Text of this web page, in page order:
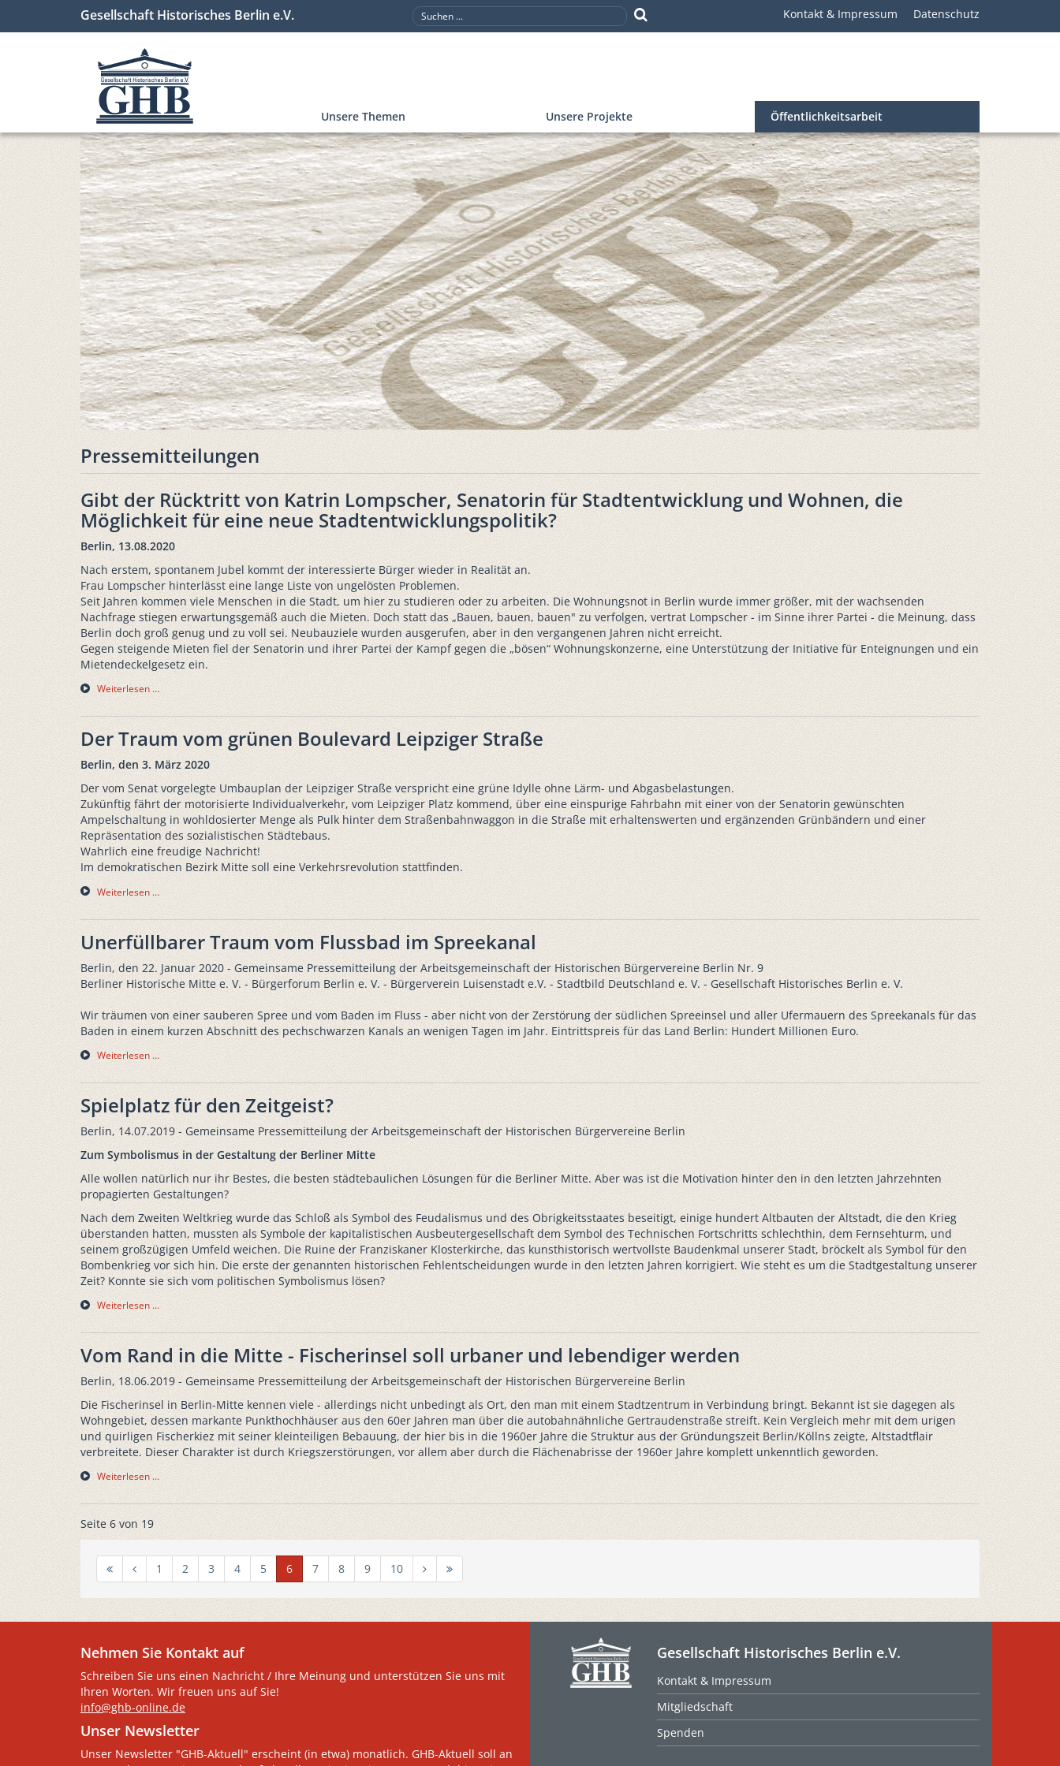
Gesellschaft Historisches Berlin e.V. Kontakt & Impressum Datenschutz
Unsere Themen Unsere Projekte Öffentlichkeitsarbeit
Pressemitteilungen
Gibt der Rücktritt von Katrin Lompscher, Senatorin für Stadtentwicklung und Wohnen, die
Möglichkeit für eine neue Stadtentwicklungspolitik?
Berlin, 13.08.2020
Nach erstem, spontanem Jubel kommt der interessierte Bürger wieder in Realität an.
Frau Lompscher hinterlässt eine lange Liste von ungelösten Problemen.
Seit Jahren kommen viele Menschen in die Stadt, um hier zu studieren oder zu arbeiten. Die Wohnungsnot in Berlin wurde immer größer, mit der wachsenden
Nachfrage stiegen erwartungsgemäß auch die Mieten. Doch statt das „Bauen, bauen, bauen" zu verfolgen, vertrat Lompscher - im Sinne ihrer Partei - die Meinung, dass
Berlin doch groß genug und zu voll sei. Neubauziele wurden ausgerufen, aber in den vergangenen Jahren nicht erreicht.
Gegen steigende Mieten fiel der Senatorin und ihrer Partei der Kampf gegen die „bösen“ Wohnungskonzerne, eine Unterstützung der Initiative für Enteignungen und ein
Mietendeckelgesetz ein.
Weiterlesen …
Der Traum vom grünen Boulevard Leipziger Straße
Berlin, den 3. März 2020
Der vom Senat vorgelegte Umbauplan der Leipziger Straße verspricht eine grüne Idylle ohne Lärm- und Abgasbelastungen.
Zukünftig fährt der motorisierte Individualverkehr, vom Leipziger Platz kommend, über eine einspurige Fahrbahn mit einer von der Senatorin gewünschten
Ampelschaltung in wohldosierter Menge als Pulk hinter dem Straßenbahnwaggon in die Straße mit erhaltenswerten und ergänzenden Grünbändern und einer
Repräsentation des sozialistischen Städtebaus.
Wahrlich eine freudige Nachricht!
Im demokratischen Bezirk Mitte soll eine Verkehrsrevolution stattfinden.
Weiterlesen …
Unerfüllbarer Traum vom Flussbad im Spreekanal
Berlin, den 22. Januar 2020 - Gemeinsame Pressemitteilung der Arbeitsgemeinschaft der Historischen Bürgervereine Berlin Nr. 9
Berliner Historische Mitte e. V. - Bürgerforum Berlin e. V. - Bürgerverein Luisenstadt e.V. - Stadtbild Deutschland e. V. - Gesellschaft Historisches Berlin e. V.
Wir träumen von einer sauberen Spree und vom Baden im Fluss - aber nicht von der Zerstörung der südlichen Spreeinsel und aller Ufermauern des Spreekanals für das
Baden in einem kurzen Abschnitt des pechschwarzen Kanals an wenigen Tagen im Jahr. Eintrittspreis für das Land Berlin: Hundert Millionen Euro.
Weiterlesen …
Spielplatz für den Zeitgeist?
Berlin, 14.07.2019 - Gemeinsame Pressemitteilung der Arbeitsgemeinschaft der Historischen Bürgervereine Berlin
Zum Symbolismus in der Gestaltung der Berliner Mitte
Alle wollen natürlich nur ihr Bestes, die besten städtebaulichen Lösungen für die Berliner Mitte. Aber was ist die Motivation hinter den in den letzten Jahrzehnten
propagierten Gestaltungen?
Nach dem Zweiten Weltkrieg wurde das Schloß als Symbol des Feudalismus und des Obrigkeitsstaates beseitigt, einige hundert Altbauten der Altstadt, die den Krieg
überstanden hatten, mussten als Symbole der kapitalistischen Ausbeutergesellschaft dem Symbol des Technischen Fortschritts schlechthin, dem Fernsehturm, und
seinem großzügigen Umfeld weichen. Die Ruine der Franziskaner Klosterkirche, das kunsthistorisch wertvollste Baudenkmal unserer Stadt, bröckelt als Symbol für den
Bombenkrieg vor sich hin. Die erste der genannten historischen Fehlentscheidungen wurde in den letzten Jahren korrigiert. Wie steht es um die Stadtgestaltung unserer
Zeit? Konnte sie sich vom politischen Symbolismus lösen?
Weiterlesen …
Vom Rand in die Mitte - Fischerinsel soll urbaner und lebendiger werden
Berlin, 18.06.2019 - Gemeinsame Pressemitteilung der Arbeitsgemeinschaft der Historischen Bürgervereine Berlin
Die Fischerinsel in Berlin-Mitte kennen viele - allerdings nicht unbedingt als Ort, den man mit einem Stadtzentrum in Verbindung bringt. Bekannt ist sie dagegen als
Wohngebiet, dessen markante Punkthochhäuser aus den 60er Jahren man über die autobahnähnliche Gertraudenstraße streift. Kein Vergleich mehr mit dem urigen
und quirligen Fischerkiez mit seiner kleinteiligen Bebauung, der hier bis in die 1960er Jahre die Struktur aus der Gründungszeit Berlin/Köllns zeigte, Altstadtflair
verbreitete. Dieser Charakter ist durch Kriegszerstörungen, vor allem aber durch die Flächenabrisse der 1960er Jahre komplett unkenntlich geworden.
Weiterlesen …
Seite 6 von 19
1 2 3 4 5 6 7 8 9 10
Nehmen Sie Kontakt auf
Schreiben Sie uns einen Nachricht / Ihre Meinung und unterstützen Sie uns mit
Ihren Worten. Wir freuen uns auf Sie!
info@ghb-online.de
Unser Newsletter
Unser Newsletter "GHB-Aktuell" erscheint (in etwa) monatlich. GHB-Aktuell soll an
Gesellschaft Historisches Berlin e.V.
Kontakt & Impressum
Mitgliedschaft
Spenden